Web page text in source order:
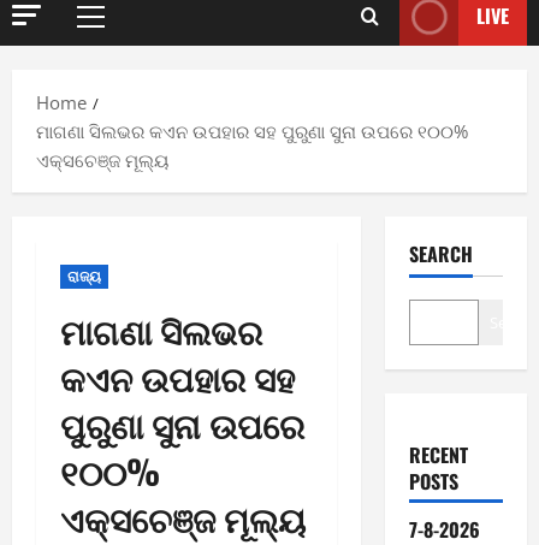
Primary
LIVE
Home
ମାଗଣା ସିଲଭର କଏନ ଉପହାର ସହ ପୁରୁଣା ସୁନା ଉପରେ ୧୦୦%
ଏକ୍ସଚେଞ୍ଜ ମୂଲ୍ୟ
ରାଜ୍ୟ
ମାଗଣା ସିଲଭର
କଏନ ଉପହାର ସହ
ପୁରୁଣା ସୁନା ଉପରେ
୧୦୦%
ଏକ୍ସଚେଞ୍ଜ ମୂଲ୍ୟ
SEARCH
RECENT
POSTS
7-8-2026